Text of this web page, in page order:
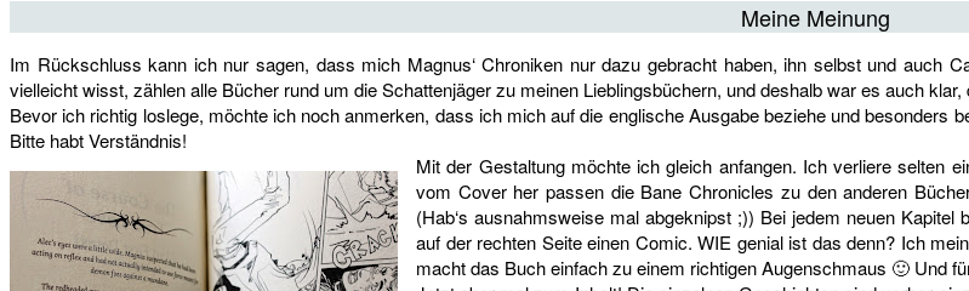
Meine Meinung
Im Rückschluss kann ich nur sagen, dass mich Magnus‘ Chroniken nur dazu gebracht haben, ihn selbst und auch
vielleicht wisst, zählen alle Bücher rund um die Schattenjäger zu meinen Lieblingsbüchern, und deshalb war es auch
Bevor ich richtig loslege, möchte ich noch anmerken, dass ich mich auf die englische Ausgabe beziehe und besonders
Bitte habt Verständnis!
Mit der Gestaltung möchte ich gleich anfangen. Ich verliere selten
vom Cover her passen die Bane Chronicles zu den anderen
(Hab‘s ausnahmsweise mal abgeknipst ;)) Bei jedem neuen
auf der rechten Seite einen Comic. WIE genial ist das denn? Ich
macht das Buch einfach zu einem richtigen Augenschmaus 🙂 Und